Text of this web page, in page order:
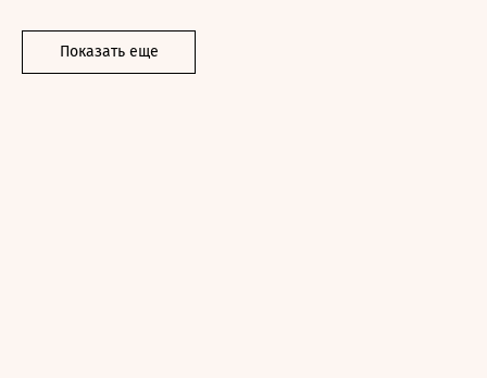
Показать еще